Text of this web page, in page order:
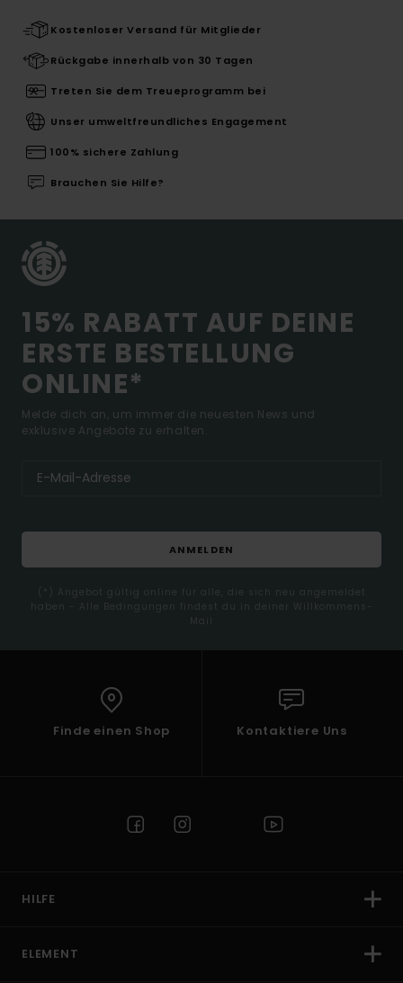
Kostenloser Versand für Mitglieder
Rückgabe innerhalb von 30 Tagen
Treten Sie dem Treueprogramm bei
Unser umweltfreundliches Engagement
100% sichere Zahlung
Brauchen Sie Hilfe?
15% RABATT AUF DEINE
ERSTE BESTELLUNG
ONLINE*
Melde dich an, um immer die neuesten News und
exklusive Angebote zu erhalten.
ANMELDEN
(*) Angebot gültig online für alle, die sich neu angemeldet
haben - Alle Bedingungen findest du in deiner Willkommens-
Mail
Finde einen Shop Kontaktiere Uns
HILFE
ELEMENT